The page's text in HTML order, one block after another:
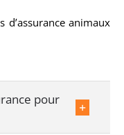
d’assurance animaux
pour